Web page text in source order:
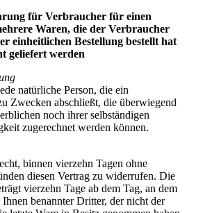
für Verbraucher für einen
Waren, die der Verbraucher
einheitlichen Bestellung bestellt hat
geliefert werden
natürliche Person, die ein
Zwecken abschließt, die überwiegend
noch ihrer selbständigen
zugerechnet werden können.
binnen vierzehn Tagen ohne
diesen Vertrag zu widerrufen. Die
vierzehn Tage ab dem Tag, an dem
benannter Dritter, der nicht der